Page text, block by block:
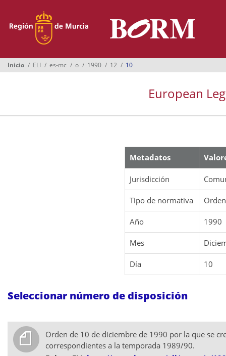
Boletines
Ayuntamientos
Inicio ELI es-mc o 1990 12 10
European
Metadatos
Jurisdicción
Tipo de normativa Orden
Año 1990
Mes
Día 10
Seleccionar número de disposición
Orden de 10 de diciembre de 1990 por la que se
correspondientes a la temporada 1989/90.